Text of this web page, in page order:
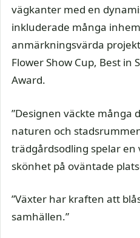
vägkanter med en
inkluderade många
anmärkningsvärda
Flower Show Cup, Best in
Award.
”Designen väckte många
naturen och
trädgårdsodling spelar en
skönhet på oväntade
”Växter har kraften att
samhällen.”